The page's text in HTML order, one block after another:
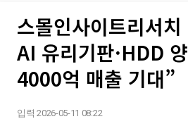
스몰인사이트리서
AI 유리기판·HDD
4000억 매출 기대”
입력 2026-05-11 08:22